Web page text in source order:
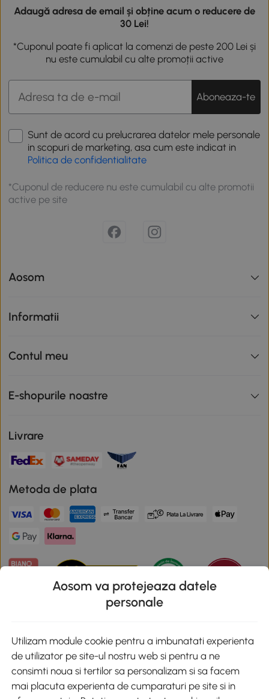
Adaugă adresa de email și obține acum o reducere de
30 Lei!
*Cuponul poate fi aplicat la comenzi de peste 200 Lei și
nu este cumulabil cu alte promoții active
Aboneaza-te
Sunt de acord cu prelucrarea datelor mele personale
in scopuri de marketing, asa cum este indicat in
Politica de confidentialitate
*Cuponul de reducere nu este cumulabil cu alte promotii
active pe site
Aosom
Informatii
Contul meu
E-shopurile noastre
Livrare
Metoda de plata
Descarca aplicatia Aosom
Google Play
Aosom va protejeaza datele
personale
Utilizam module cookie pentru a imbunatati experienta
de utilizator pe site-ul nostru web si pentru a ne
consimti noua si tertilor sa personalizam si sa facem
mai placuta experienta de cumparaturi pe site si in